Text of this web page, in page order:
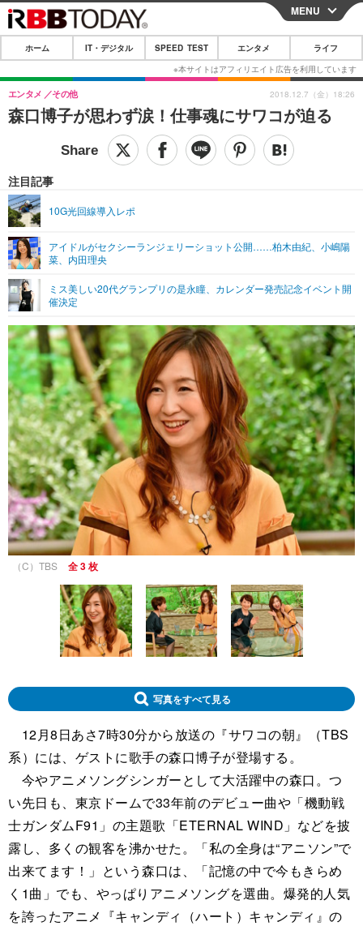
CLOSE
ホーム
IT・デジタル
IT・デジタルTOP スマートフォン
ネタ ガジェット・ツール
SPEED TEST
エンタメ
音楽 スポーツ
グラビア ブログ
ライフ
ペット ショッピング
その他
リリース一覧
プッシュ通知の停止方法
MENU
ホーム IT・デジタル SPEED TEST エンタメ ライフ
森口博子が思わず涙！仕事魂にサワコが迫る
エンタメ その他
注目記事
10G光回線導入レポ
アイドルがセクシーランジェリーショット公開……柏木由紀、小嶋陽
菜、内田理央
ミス美しい20代グランプリの是永瞳、カレンダー発売記念イベント開
催決定
2018.12.7（金）18:26
（C）TBS 全 3 枚
写真をすべて見る
12月8日あさ7時30分から放送の『サワコの朝』（TBS
系）には、ゲストに歌手の森口博子が登場する。
今やアニメソングシンガーとして大活躍中の森口。つ
い先日も、東京ドームで33年前のデビュー曲や「機動戦
士ガンダムF91」の主題歌「ETERNAL WIND」などを披
露し、多くの観客を沸かせた。「私の全身は“アニソン”で
出来てます！」という森口は、「記憶の中で今もきらめ
く1曲」でも、やっぱりアニメソングを選曲。爆発的人気
を誇ったアニメ『キャンディ（ハート）キャンディ』の